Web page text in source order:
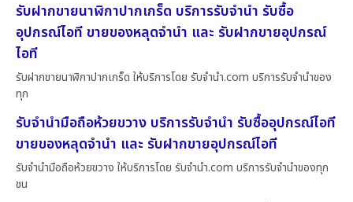
รับฝากขายนาฬิกาปากเกร็ด บริการรับจำนำ รับซื้อ
อุปกรณ์ไอที ขายของหลุดจำนำ และ รับฝากขายอุปกรณ์
ไอที
รับฝากขายนาฬิกาปากเกร็ด ให้บริการโดย รับจํานํา.com บริการรับจำนำของ
ทุก
รับจำนำมือถือห้วยขวาง บริการรับจำนำ รับซื้ออุปกรณ์ไอที
ขายของหลุดจำนำ และ รับฝากขายอุปกรณ์ไอที
รับจำนำมือถือห้วยขวาง ให้บริการโดย รับจํานํา.com บริการรับจำนำของทุก
ชน